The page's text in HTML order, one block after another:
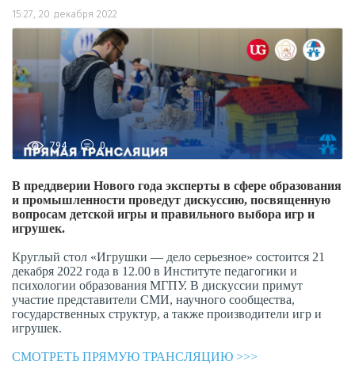
15:27, 20 декабря 2022
794 0
В преддверии Нового года эксперты в сфере образования
и промышленности проведут дискуссию, посвященную
вопросам детской игры и правильного выбора игр и
игрушек.
Круглый стол «Игрушки — дело серьезное» состоится 21
декабря 2022 года в 12.00 в Институте педагогики и
психологии образования МГПУ. В дискуссии примут
участие представители СМИ, научного сообщества,
государственных структур, а также производители игр и
игрушек.
СМОТРЕТЬ ПРЯМУЮ ТРАНСЛЯЦИЮ >>>